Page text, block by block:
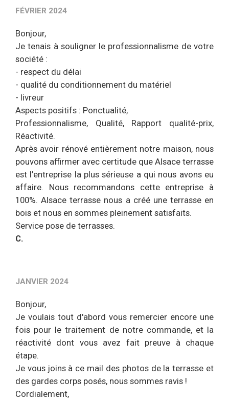
FÉVRIER 2024
Bonjour,
Je tenais à souligner le professionnalisme de votre
société :
- respect du délai
- qualité du conditionnement du matériel
- livreur
Aspects positifs : Ponctualité,
Professionnalisme, Qualité, Rapport qualité-prix,
Réactivité.
Après avoir rénové entièrement notre maison, nous
pouvons affirmer avec certitude que Alsace terrasse
est l’entreprise la plus sérieuse a qui nous avons eu
affaire. Nous recommandons cette entreprise à
100%. Alsace terrasse nous a créé une terrasse en
bois et nous en sommes pleinement satisfaits.
Service pose de terrasses.
C.
JANVIER 2024
Bonjour,
Je voulais tout d'abord vous remercier encore une
fois pour le traitement de notre commande, et la
réactivité dont vous avez fait preuve à chaque
étape.
Je vous joins à ce mail des photos de la terrasse et
des gardes corps posés, nous sommes ravis !
Cordialement,